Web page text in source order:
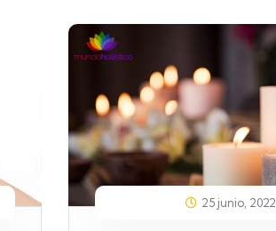
25 junio, 2022